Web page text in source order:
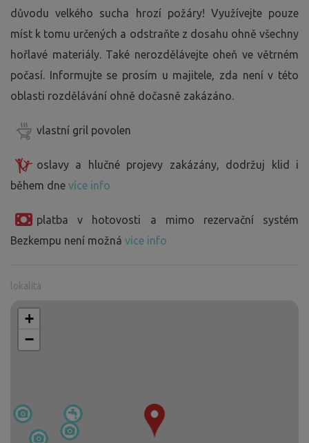
důvodu velkého sucha hrozí požáry! Využívejte pouze
míst k tomu určených a odstraňte z dosahu ohně všechny
hořlavé materiály. Také nerozdělávejte oheň ve větrném
počasí. Informujte se prosím u majitele, zda není v této
oblasti rozdělávání ohně dočasně zakázáno.
vlastní gril povolen
oslavy a hlučné projevy zakázány, dodržuj klid i
během dne více info
platba v hotovosti a mimo rezervační systém
Bezkempu není možná více info
lokalita
+
−